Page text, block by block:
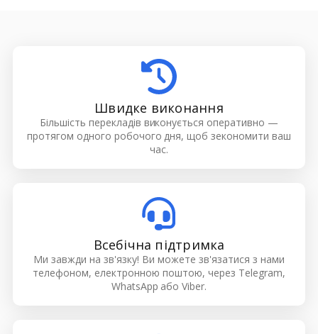
Швидке виконання
Більшість перекладів виконується оперативно —
протягом одного робочого дня, щоб зекономити ваш
час.
Всебічна підтримка
Ми завжди на зв'язку! Ви можете зв'язатися з нами
телефоном, електронною поштою, через Telegram,
WhatsApp або Viber.